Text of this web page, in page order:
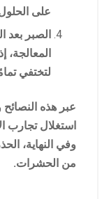
على
الصبر بعد
لتختفي
عبر هذه النصائح
استغلال تجارب
وفي النهاية،
من الحشرات.